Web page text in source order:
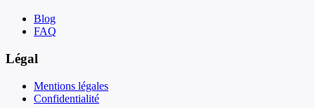
Blog
FAQ
Légal
Mentions légales
Confidentialité